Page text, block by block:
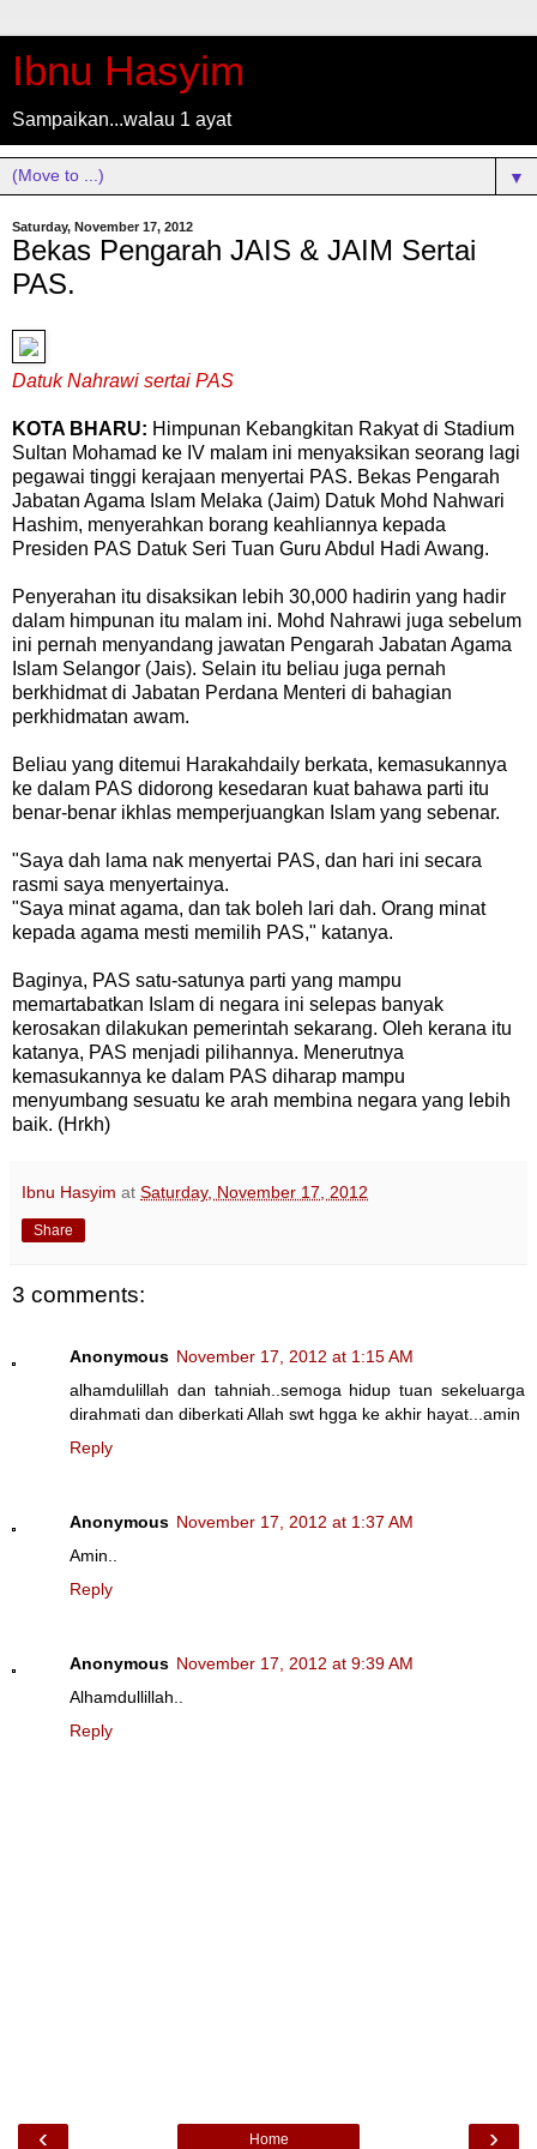
Ibnu Hasyim
Sampaikan...walau 1 ayat
▼
Saturday, November 17, 2012
Bekas Pengarah JAIS & JAIM Sertai
PAS.
Datuk Nahrawi sertai PAS
KOTA BHARU: Himpunan Kebangkitan Rakyat di Stadium
Sultan Mohamad ke IV malam ini menyaksikan seorang lagi
pegawai tinggi kerajaan menyertai PAS. Bekas Pengarah
Jabatan Agama Islam Melaka (Jaim) Datuk Mohd Nahwari
Hashim, menyerahkan borang keahliannya kepada
Presiden PAS Datuk Seri Tuan Guru Abdul Hadi Awang.
Penyerahan itu disaksikan lebih 30,000 hadirin yang hadir
dalam himpunan itu malam ini. Mohd Nahrawi juga sebelum
ini pernah menyandang jawatan Pengarah Jabatan Agama
Islam Selangor (Jais). Selain itu beliau juga pernah
berkhidmat di Jabatan Perdana Menteri di bahagian
perkhidmatan awam.
Beliau yang ditemui Harakahdaily berkata, kemasukannya
ke dalam PAS didorong kesedaran kuat bahawa parti itu
benar-benar ikhlas memperjuangkan Islam yang sebenar.
"Saya dah lama nak menyertai PAS, dan hari ini secara
rasmi saya menyertainya.
"Saya minat agama, dan tak boleh lari dah. Orang minat
kepada agama mesti memilih PAS," katanya.
Baginya, PAS satu-satunya parti yang mampu
memartabatkan Islam di negara ini selepas banyak
kerosakan dilakukan pemerintah sekarang. Oleh kerana itu
katanya, PAS menjadi pilihannya. Menerutnya
kemasukannya ke dalam PAS diharap mampu
menyumbang sesuatu ke arah membina negara yang lebih
baik. (Hrkh)
Ibnu Hasyim at Saturday, November 17, 2012
Share
3 comments:
Anonymous November 17, 2012 at 1:15 AM
alhamdulillah dan tahniah..semoga hidup tuan sekeluarga
dirahmati dan diberkati Allah swt hgga ke akhir hayat...amin
Reply
Anonymous November 17, 2012 at 1:37 AM
Amin..
Reply
Anonymous November 17, 2012 at 9:39 AM
Alhamdullillah..
Reply
‹ ›
Home